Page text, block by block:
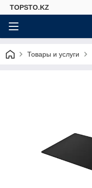
TOPSTO.KZ
Товары и услуги